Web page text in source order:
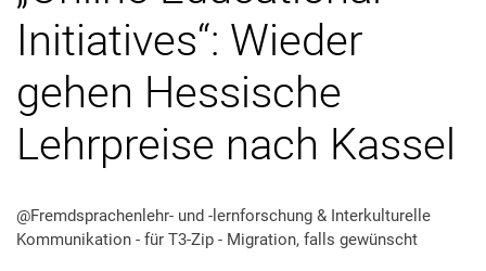
Initiatives“: Wieder
gehen Hessische
Lehrpreise nach Kassel
@Fremdsprachenlehr- und -lernforschung & Interkulturelle
Kommunikation - für T3-Zip - Migration, falls gewünscht